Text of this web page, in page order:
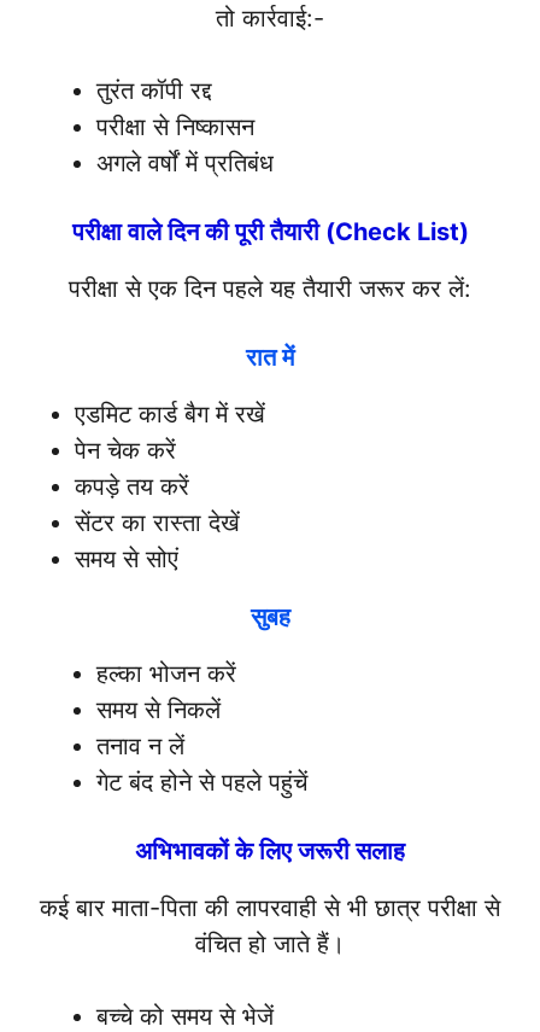
तो कार्रवाई:-
तुरंत कॉपी रद्द
परीक्षा से निष्कासन
अगले वर्षों में प्रतिबंध
परीक्षा वाले दिन की पूरी तैयारी (Check List)
परीक्षा से एक दिन पहले यह तैयारी जरूर कर लें:
रात में
एडमिट कार्ड बैग में रखें
पेन चेक करें
कपड़े तय करें
सेंटर का रास्ता देखें
समय से सोएं
सुबह
हल्का भोजन करें
समय से निकलें
तनाव न लें
गेट बंद होने से पहले पहुंचें
अभिभावकों के लिए जरूरी सलाह
कई बार माता-पिता की लापरवाही से भी छात्र परीक्षा से
वंचित हो जाते हैं।
बच्चे को समय से भेजें